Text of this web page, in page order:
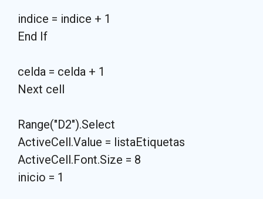
indice = indice + 1
End If
celda = celda + 1
Next cell
Range("D2").Select
ActiveCell.Value = listaEtiquetas
ActiveCell.Font.Size = 8
inicio = 1